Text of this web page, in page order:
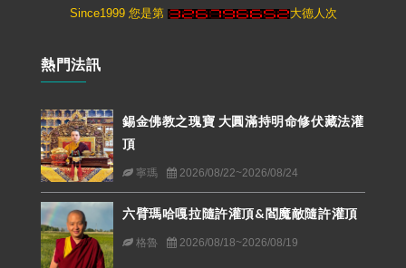
Since1999 您是第 大德人次
熱門法訊
錫金佛教之瑰寶 大圓滿持明命修伏藏法灌
頂
寧瑪 2026/08/22~2026/08/24
六臂瑪哈嘎拉隨許灌頂&閻魔敵隨許灌頂
格魯 2026/08/18~2026/08/19